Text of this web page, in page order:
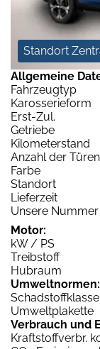
Standort
Allgemeine
Fahrzeugtyp
Karosserieform
Erst-Zul.
Getriebe
Kilometerstand
Anzahl der Türen
Farbe
Standort
Lieferzeit
Unsere Nummer
Motor:
kW / PS
Treibstoff
Hubraum
Umweltnormen:
Schadstoffklasse
Umweltplakette
Verbrauch und
Kraftstoffverbr.